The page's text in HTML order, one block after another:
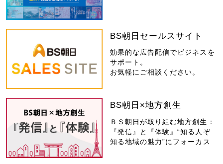
BS朝日セールスサイト
効果的な広告配信でビジネスを
サポート。
お気軽にご相談ください。
BS朝日×地方創生
ＢＳ朝日が取り組む地方創生：
『発信』と『体験』“知る人ぞ
知る地域の魅力”にフォーカス